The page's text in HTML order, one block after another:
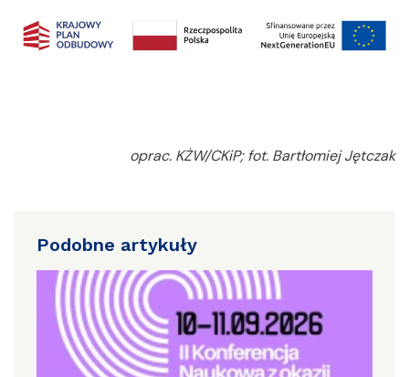
oprac. KŻW/CKiP; fot. Bartłomiej Jętczak
Podobne artykuły